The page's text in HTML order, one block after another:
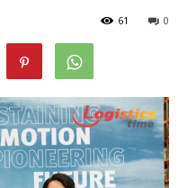
0
61